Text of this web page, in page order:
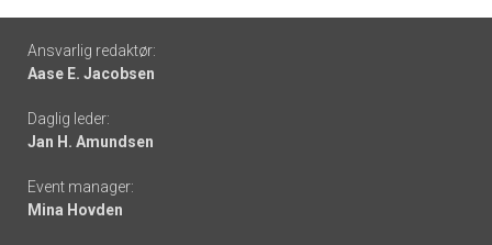
Footer
-
links
Ansvarlig redaktør:
Aase E. Jacobsen
Daglig leder:
Jan H. Amundsen
Event manager:
Mina Hovden